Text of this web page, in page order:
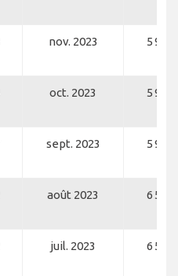
nov. 2023 5 984
oct. 2023 5 984
sept. 2023 5 968
août 2023 6 523
juil. 2023 6 571